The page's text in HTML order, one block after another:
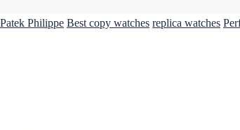
Patek Philippe Best copy watches replica watches